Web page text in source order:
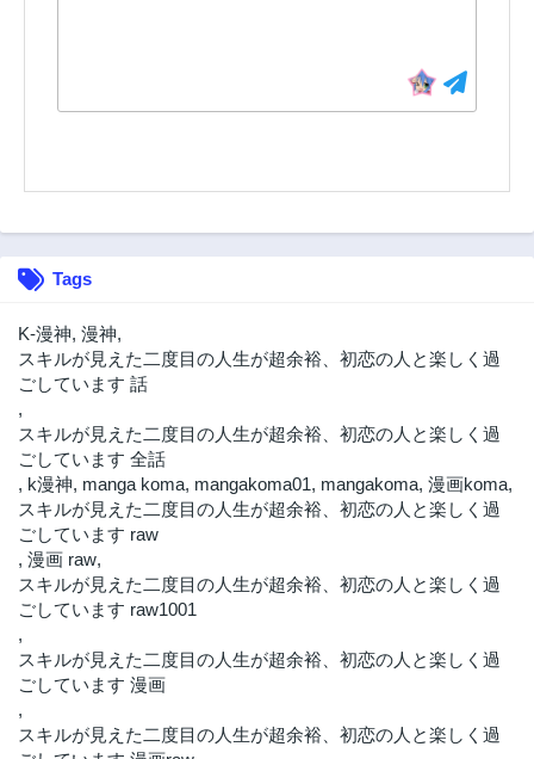
Tags
K-漫神, 漫神,
スキルが見えた二度目の人生が超余裕、初恋の人と楽しく過
ごしています 話
,
スキルが見えた二度目の人生が超余裕、初恋の人と楽しく過
ごしています 全話
, k漫神, manga koma, mangakoma01, mangakoma, 漫画koma,
スキルが見えた二度目の人生が超余裕、初恋の人と楽しく過
ごしています raw
, 漫画 raw,
スキルが見えた二度目の人生が超余裕、初恋の人と楽しく過
ごしています raw1001
,
スキルが見えた二度目の人生が超余裕、初恋の人と楽しく過
ごしています 漫画
,
スキルが見えた二度目の人生が超余裕、初恋の人と楽しく過